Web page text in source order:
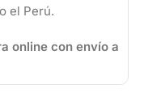
el Perú.
online con envío a